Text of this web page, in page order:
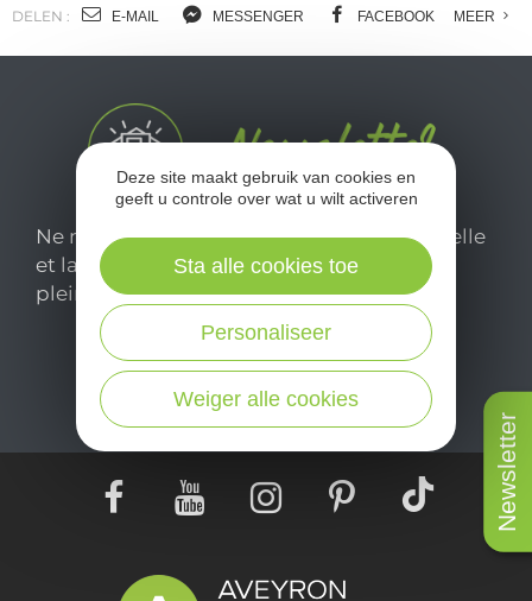
Newsletter
DELEN : E-MAIL MESSENGER FACEBOOK MEER
Ne manquez pas notre newsletter mensuelle
et laissez-vous inspirer pour profiter
pleinement de votre séjour en Aveyron.
Je m'abonne ici
Deze site maakt gebruik van cookies en
geeft u controle over wat u wilt activeren
Weiger alle cookies
Personaliseer
Sta alle cookies toe